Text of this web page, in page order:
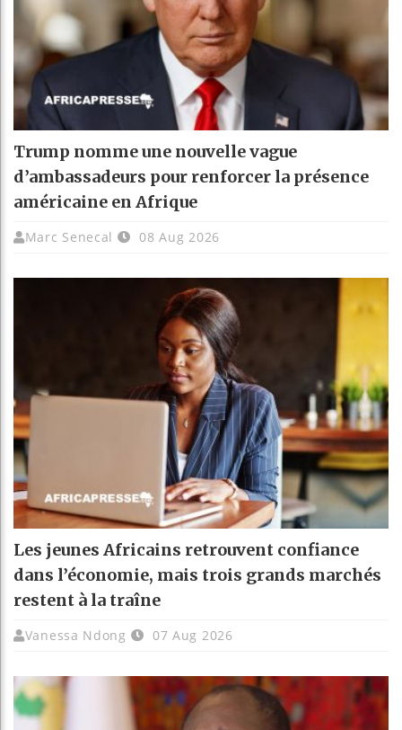
Trump nomme une nouvelle vague
d’ambassadeurs pour renforcer la présence
américaine en Afrique
Marc Senecal 08 Aug 2026
Les jeunes Africains retrouvent confiance
dans l’économie, mais trois grands marchés
restent à la traîne
Vanessa Ndong 07 Aug 2026